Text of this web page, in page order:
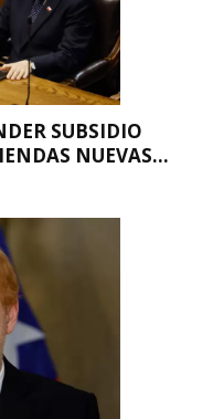
SUBSIDIO
NUEVAS...